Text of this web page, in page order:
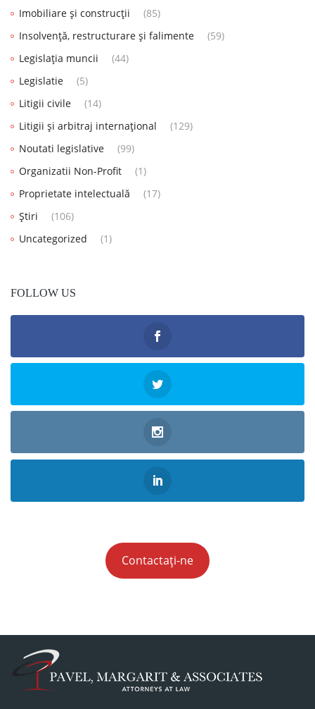
Imobiliare și construcții
(85)
Insolvență, restructurare și falimente
(59)
Legislația muncii
(44)
Legislatie
(5)
Litigii civile
(14)
Litigii și arbitraj internațional
(129)
Noutati legislative
(99)
Organizatii Non-Profit
(1)
Proprietate intelectuală
(17)
Știri
(106)
Uncategorized
(1)
FOLLOW US
Contactați-ne